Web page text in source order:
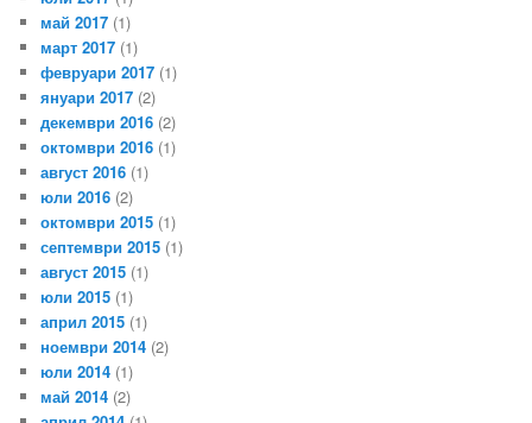
май 2017 (1)
март 2017 (1)
февруари 2017 (1)
януари 2017 (2)
декември 2016 (2)
октомври 2016 (1)
август 2016 (1)
юли 2016 (2)
октомври 2015 (1)
септември 2015 (1)
август 2015 (1)
юли 2015 (1)
април 2015 (1)
ноември 2014 (2)
юли 2014 (1)
май 2014 (2)